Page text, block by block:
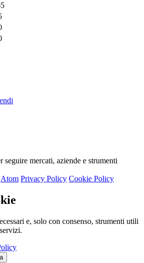
seguire mercati, aziende e strumenti
Atom Privacy Policy Cookie Policy
e, solo con consenso, strumenti utili